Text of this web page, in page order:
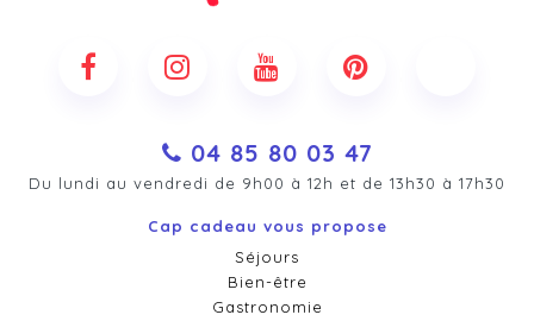
04 85 80 03 47
Du lundi au vendredi de 9h00 à 12h et de 13h30 à 17h30
Cap cadeau vous propose
Séjours
Bien-être
Gastronomie